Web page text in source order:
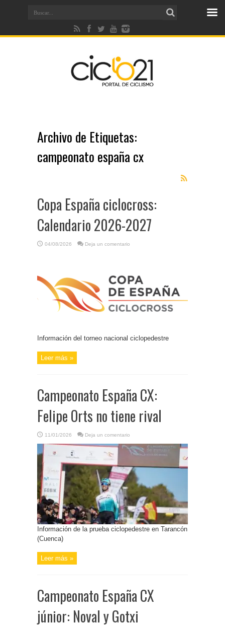
Archivo de Etiquetas:
campeonato españa cx
Copa España ciclocross:
Calendario 2026-2027
04/08/2026 Deja un comentario
Información del torneo nacional ciclopedestre
Leer más »
Campeonato España CX:
Felipe Orts no tiene rival
11/01/2026 Deja un comentario
Información de la prueba ciclopedestre en Tarancón
(Cuenca)
Leer más »
Campeonato España CX
júnior: Noval y Gotxi